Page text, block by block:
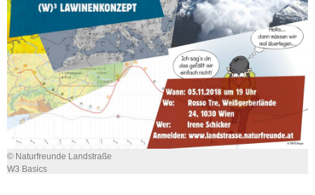
© Naturfreunde Landstraße
W3 Basics